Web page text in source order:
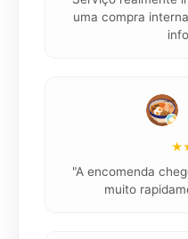
uma compra
"A encomenda
muito